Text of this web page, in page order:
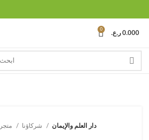
0
0.000 ر.ع.
دار العلم والإيمان